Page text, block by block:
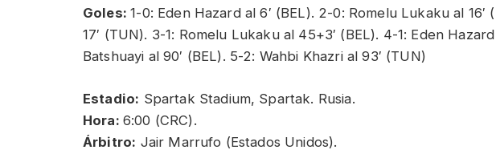
Goles:1-0: Eden Hazard al 6′ (BEL). 2-0: Romelu Lukaku al 16′
17′ (TUN). 3-1: Romelu Lukaku al 45+3′ (BEL). 4-1: Eden
Batshuayi al 90′ (BEL). 5-2: Wahbi Khazri al 93′ (TUN)
Estadio: Spartak Stadium, Spartak. Rusia.
Hora: 6:00 (CRC).
Árbitro: Jair Marrufo (Estados Unidos).